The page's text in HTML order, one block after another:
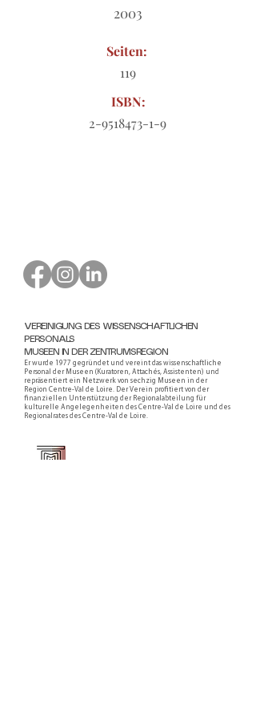
2003
Seiten:
119
ISBN:
2-9518473-1-9
VEREINIGUNG DES WISSENSCHAFTLICHEN
PERSONALS
MUSEEN IN DER ZENTRUMSREGION
Er wurde 1977 gegründet und vereint das wissenschaftliche
Personal der Museen (Kuratoren, Attachés, Assistenten) und
repräsentiert ein Netzwerk von sechzig Museen in der
Region Centre-Val de Loire. Der Verein profitiert von der
finanziellen Unterstützung der Regionalabteilung für
kulturelle Angelegenheiten des Centre-Val de Loire und des
Regionalrates des Centre-Val de Loire.